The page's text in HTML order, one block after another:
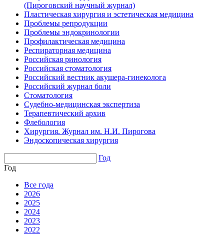
(Пироговский научный журнал)
Пластическая хирургия и эстетическая медицина
Проблемы репродукции
Проблемы эндокринологии
Профилактическая медицина
Респираторная медицина
Российская ринология
Российская стоматология
Российский вестник акушера-гинеколога
Российский журнал боли
Стоматология
Судебно-медицинская экспертиза
Терапевтический архив
Флебология
Хирургия. Журнал им. Н.И. Пирогова
Эндоскопическая хирургия
Год
Год
Все года
2026
2025
2024
2023
2022